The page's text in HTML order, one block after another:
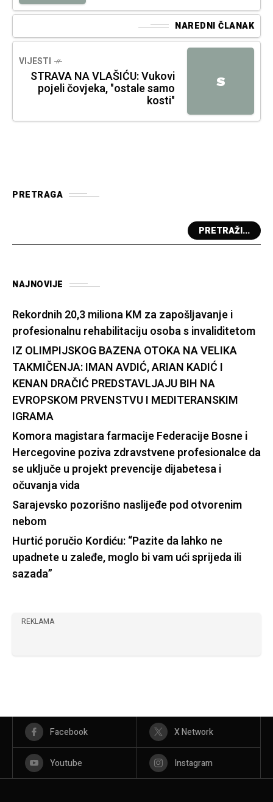
NAREDNI ČLANAK
S
VIJESTI
STRAVA NA VLAŠIĆU: Vukovi
pojeli čovjeka, "ostale samo
kosti"
PRETRAGA
PRETRAŽI...
NAJNOVIJE
Rekordnih 20,3 miliona KM za zapošljavanje i
profesionalnu rehabilitaciju osoba s invaliditetom
IZ OLIMPIJSKOG BAZENA OTOKA NA VELIKA
TAKMIČENJA: IMAN AVDIĆ, ARIAN KADIĆ I
KENAN DRAČIĆ PREDSTAVLJAJU BIH NA
EVROPSKOM PRVENSTVU I MEDITERANSKIM
IGRAMA
Komora magistara farmacije Federacije Bosne i
Hercegovine poziva zdravstvene profesionalce da
se uključe u projekt prevencije dijabetesa i
očuvanja vida
Sarajevsko pozorišno naslijeđe pod otvorenim
nebom
Hurtić poručio Kordiću: “Pazite da lahko ne
upadnete u zaleđe, moglo bi vam ući sprijeda ili
sazada”
REKLAMA
Facebook X Network
Youtube Instagram